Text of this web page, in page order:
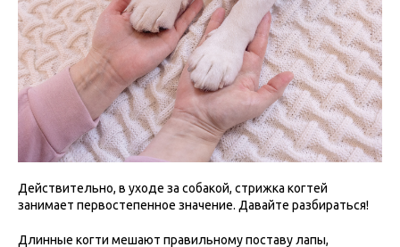
Действительно, в уходе за собакой, стрижка когтей
занимает первостепенное значение. Давайте разбираться!
Длинные когти мешают правильному поставу лапы,